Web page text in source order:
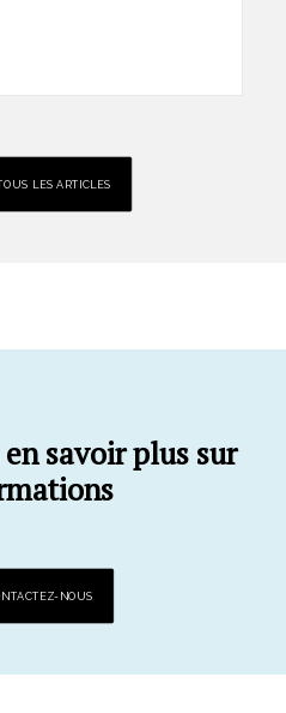
LES ARTICLES
savoir plus sur
NOUS